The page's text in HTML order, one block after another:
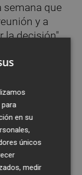
semana que
y a
la decisión",
que "la
partir de una
la semana
que viene,
hubiera
imputado y
el
en su
únicos
medir